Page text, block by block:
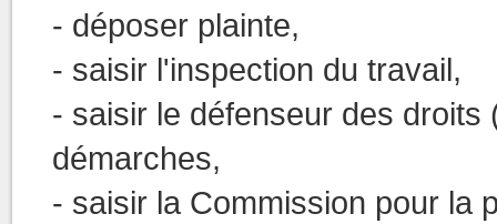
- déposer plainte,
- saisir l'inspection du travail,
- saisir le défenseur des
démarches,
- saisir la Commission pour la